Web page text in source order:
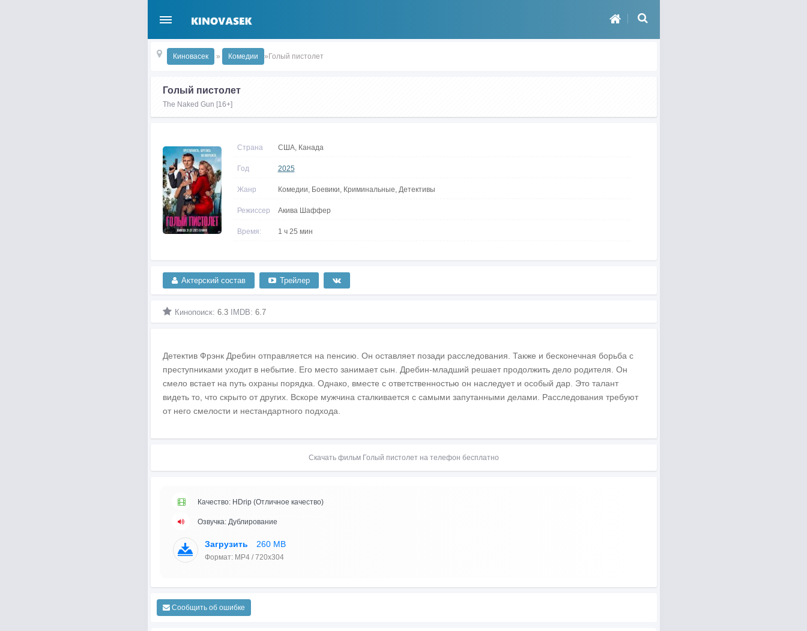
Киновасек » Комедии »Голый пистолет
Голый пистолет
The Naked Gun [16+]
Страна США, Канада
Год 2025
Жанр Комедии, Боевики, Криминальные, Детективы
Режиссер Акива Шаффер
Время: 1 ч 25 мин
Актерский состав Трейлер
Кинопоиск: 6.3IMDB: 6.7
Детектив Фрэнк Дребин отправляется на пенсию. Он оставляет позади расследования. Также и бесконечная борьба с
преступниками уходит в небытие. Его место занимает сын. Дребин-младший решает продолжить дело родителя. Он
смело встает на путь охраны порядка. Однако, вместе с ответственностью он наследует и особый дар. Это талант
видеть то, что скрыто от других. Вскоре мужчина сталкивается с самыми запутанными делами. Расследования требуют
от него смелости и нестандартного подхода.
Скачать фильм Голый пистолет на телефон бесплатно
Качество: HDrip (Отличное качество)
Озвучка: Дублирование
Загрузить 260 MB
Формат: MP4 / 720x304
Сообщить об ошибке